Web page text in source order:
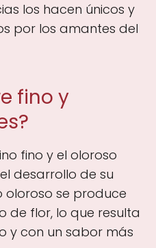
los hacen únicos y
por los amantes del
fino y
fino y el oloroso
desarrollo de su
oloroso se produce
de flor, lo que resulta
y con un sabor más